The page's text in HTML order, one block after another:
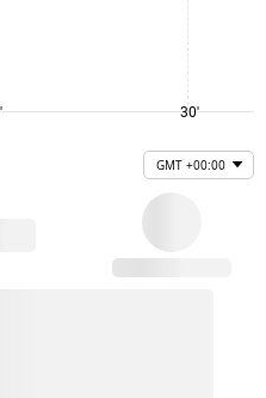
30'
GMT +00:00